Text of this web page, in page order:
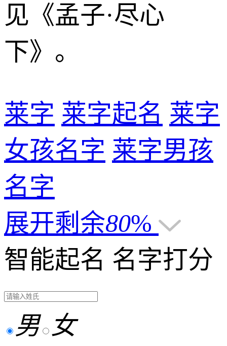
见《孟子·尽心
下》。
莱字 莱字起名 莱字
女孩名字 莱字男孩
名字
展开剩余80%
智能起名 名字打分
男 女